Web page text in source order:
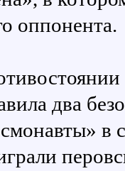
оппонента.
два
в